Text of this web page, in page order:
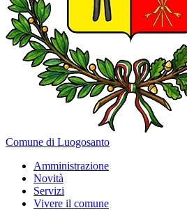
Comune di Luogosanto
Amministrazione
Novità
Servizi
Vivere il comune